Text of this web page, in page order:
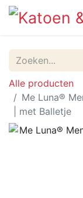
Alle producten
Me Luna®
| met Balletje